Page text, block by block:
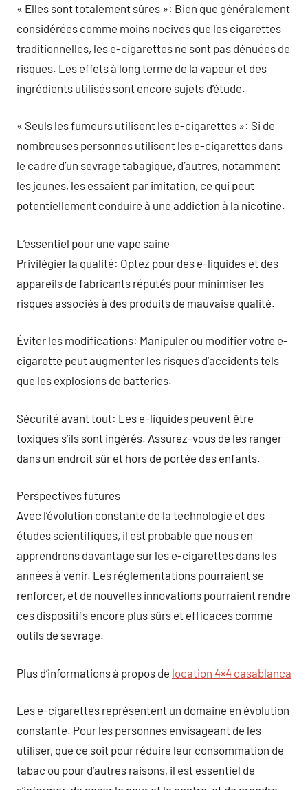
« Elles sont totalement sûres »: Bien que généralement
considérées comme moins nocives que les cigarettes
traditionnelles, les e-cigarettes ne sont pas dénuées de
risques. Les effets à long terme de la vapeur et des
ingrédients utilisés sont encore sujets d’étude.
« Seuls les fumeurs utilisent les e-cigarettes »: Si de
nombreuses personnes utilisent les e-cigarettes dans
le cadre d’un sevrage tabagique, d’autres, notamment
les jeunes, les essaient par imitation, ce qui peut
potentiellement conduire à une addiction à la nicotine.
L’essentiel pour une vape saine
Privilégier la qualité: Optez pour des e-liquides et des
appareils de fabricants réputés pour minimiser les
risques associés à des produits de mauvaise qualité.
Éviter les modifications: Manipuler ou modifier votre e-
cigarette peut augmenter les risques d’accidents tels
que les explosions de batteries.
Sécurité avant tout: Les e-liquides peuvent être
toxiques s’ils sont ingérés. Assurez-vous de les ranger
dans un endroit sûr et hors de portée des enfants.
Perspectives futures
Avec l’évolution constante de la technologie et des
études scientifiques, il est probable que nous en
apprendrons davantage sur les e-cigarettes dans les
années à venir. Les réglementations pourraient se
renforcer, et de nouvelles innovations pourraient rendre
ces dispositifs encore plus sûrs et efficaces comme
outils de sevrage.
Plus d’informations à propos de location 4×4 casablanca
Les e-cigarettes représentent un domaine en évolution
constante. Pour les personnes envisageant de les
utiliser, que ce soit pour réduire leur consommation de
tabac ou pour d’autres raisons, il est essentiel de